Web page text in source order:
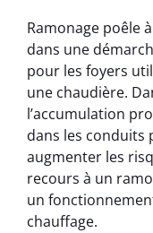
Ramonage poêle
dans une
pour les foyers
une chaudière.
l’accumulation
dans les conduits
augmenter les
recours à un
un
chauffage.